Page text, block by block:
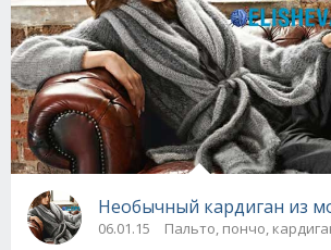
Необычный кардиган из
06.01.15 Пальто, пончо,